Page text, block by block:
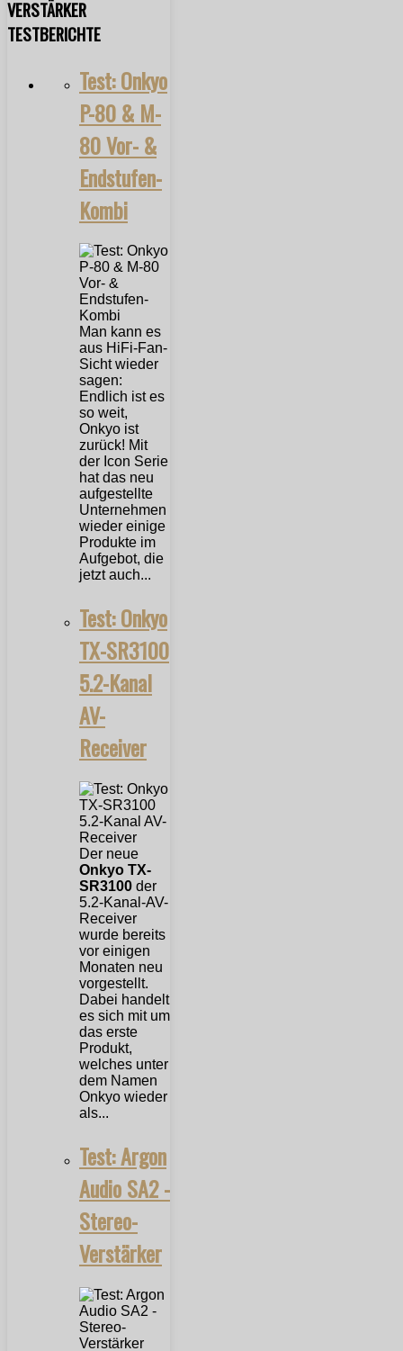
VERSTÄRKER
TESTBERICHTE
Test: Onkyo
P-80 & M-
80 Vor- &
Endstufen-
Kombi
Man kann es
aus HiFi-Fan-
Sicht wieder
sagen:
Endlich ist es
so weit,
Onkyo ist
zurück! Mit
der Icon Serie
hat das neu
aufgestellte
Unternehmen
wieder einige
Produkte im
Aufgebot, die
jetzt auch...
Test: Onkyo
TX-SR3100
5.2-Kanal
AV-
Receiver
Der neue
Onkyo TX-
SR3100 der
5.2-Kanal-AV-
Receiver
wurde bereits
vor einigen
Monaten neu
vorgestellt.
Dabei handelt
es sich mit um
das erste
Produkt,
welches unter
dem Namen
Onkyo wieder
als...
Test: Argon
Audio SA2 -
Stereo-
Verstärker